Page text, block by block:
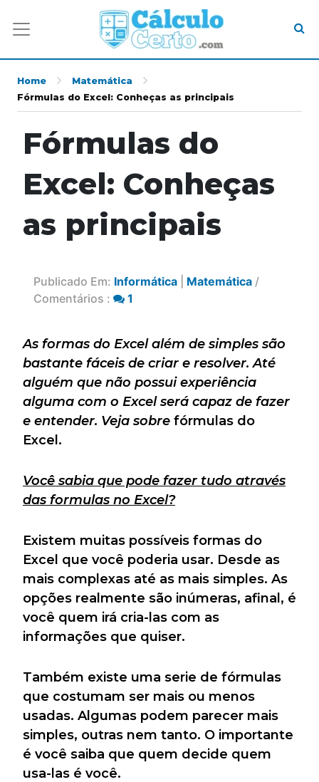
Home
Matemática
Fórmulas do Excel: Conheças as principais
Fórmulas do
Excel: Conheças
as principais
Publicado Em: Informática Matemática /
Comentários :
1
As formas do Excel além de simples são
bastante fáceis de criar e resolver. Até
alguém que não possui experiência
alguma com o Excel será capaz de fazer
e entender. Veja sobre fórmulas do
Excel.
Você sabia que pode fazer tudo através
das formulas no Excel?
Existem muitas possíveis formas do
Excel que você poderia usar. Desde as
mais complexas até as mais simples. As
opções realmente são inúmeras, afinal, é
você quem irá cria-las com as
informações que quiser.
Também existe uma serie de fórmulas
que costumam ser mais ou menos
usadas. Algumas podem parecer mais
simples, outras nem tanto. O importante
é você saiba que quem decide quem
usa-las é você.